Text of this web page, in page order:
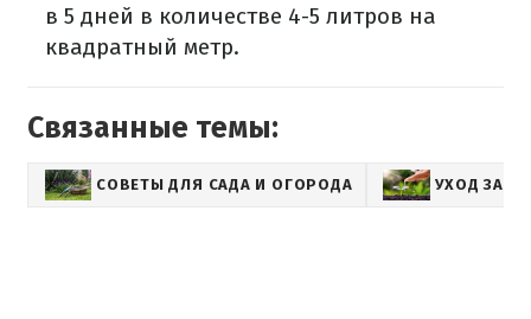
в 5 дней в количестве 4-5 литров на
квадратный метр.
Связанные темы:
СОВЕТЫ ДЛЯ САДА И ОГОРОДА УХОД ЗА